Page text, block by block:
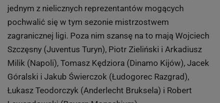
jednym z nielicznych reprezentantów mogących
pochwalić się w tym sezonie mistrzostwem
zagranicznej ligi. Poza nim szansę na to mają Wojciech
Szczęsny (Juventus Turyn), Piotr Zieliński i Arkadiusz
Milik (Napoli), Tomasz Kędziora (Dinamo Kijów), Jacek
Góralski i Jakub Świerczok (Łudogorec Razgrad),
Łukasz Teodorczyk (Anderlecht Bruksela) i Robert